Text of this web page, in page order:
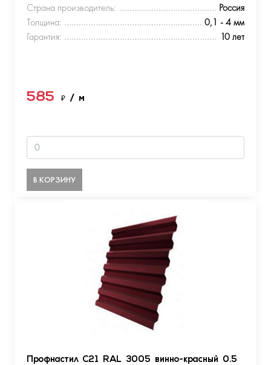
Страна производитель:
Россия
Толщина:
0,1 - 4 мм
Гарантия:
10 лет
585 ₽ / м
В КОРЗИНУ
Профнастил С21 RAL 3005 винно-красный 0.5